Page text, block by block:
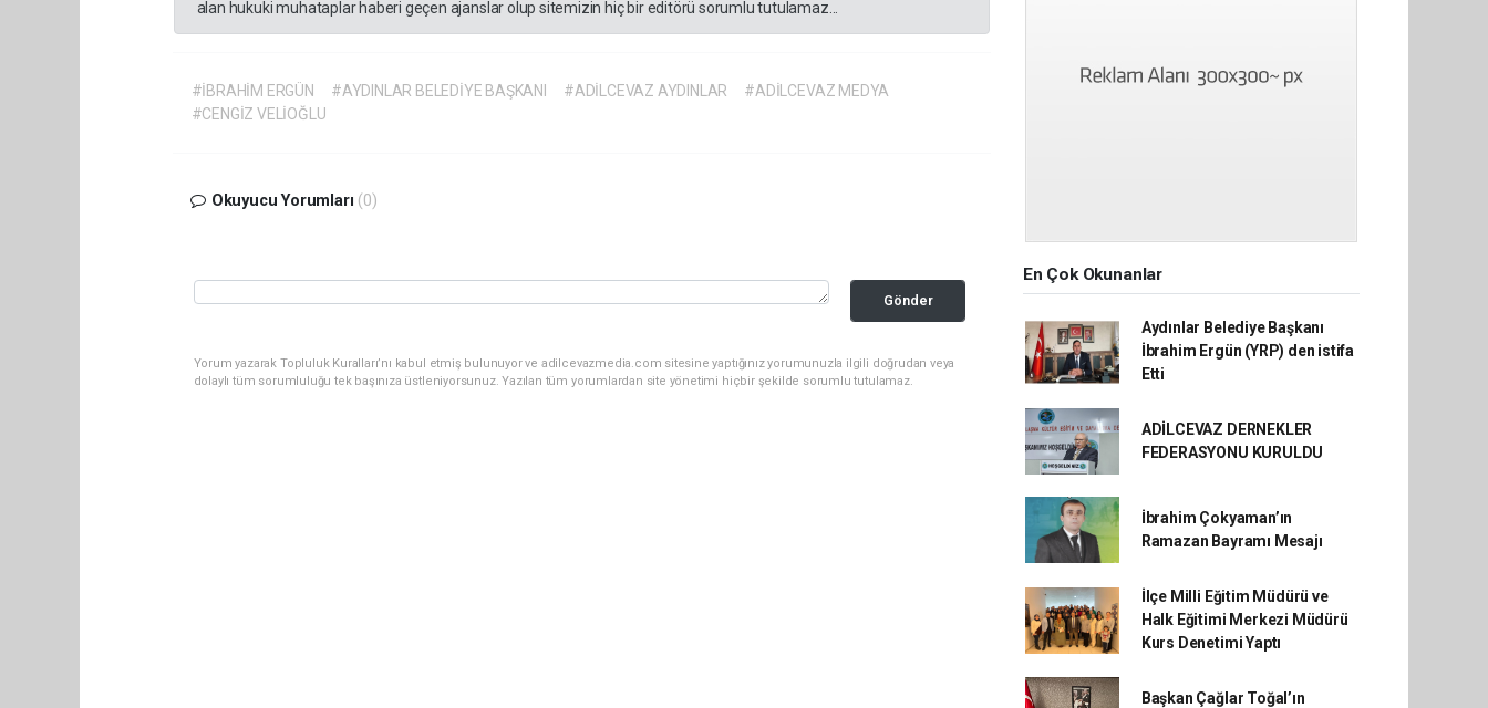
alan hukuki muhataplar haberi geçen ajanslar olup sitemizin hiç bir editörü sorumlu tutulamaz...
#İBRAHİM ERGÜN #AYDINLAR BELEDİYE BAŞKANI #ADİLCEVAZ AYDINLAR
#ADİLCEVAZ MEDYA
#CENGİZ VELİOĞLU
Okuyucu Yorumları (0)
Gönder
Yorum yazarak Topluluk Kuralları’nı kabul etmiş bulunuyor ve adilcevazmedia.com sitesine yaptığınız yorumunuzla ilgili doğrudan veya
dolaylı tüm sorumluluğu tek başınıza üstleniyorsunuz. Yazılan tüm yorumlardan site yönetimi hiçbir şekilde sorumlu tutulamaz.
En Çok Okunanlar
Aydınlar Belediye Başkanı
İbrahim Ergün (YRP) den istifa
Etti
ADİLCEVAZ DERNEKLER
FEDERASYONU KURULDU
İbrahim Çokyaman’ın
Ramazan Bayramı Mesajı
İlçe Milli Eğitim Müdürü ve
Halk Eğitimi Merkezi Müdürü
Kurs Denetimi Yaptı
Başkan Çağlar Toğal’ın